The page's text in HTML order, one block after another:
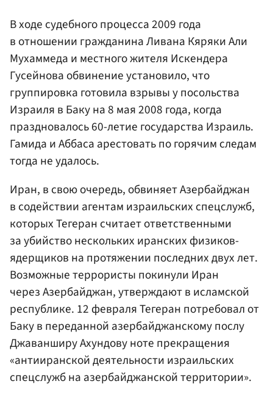
В ходе судебного процесса 2009 года
в отношении гражданина Ливана Кяряки Али
Мухаммеда и местного жителя Искендера
Гусейнова обвинение установило, что
группировка готовила взрывы у посольства
Израиля в Баку на 8 мая 2008 года, когда
праздновалось 60-летие государства Израиль.
Гамида и Аббаса арестовать по горячим следам
тогда не удалось.
Иран, в свою очередь, обвиняет Азербайджан
в содействии агентам израильских спецслужб,
которых Тегеран считает ответственными
за убийство нескольких иранских физиков-
ядерщиков на протяжении последних двух лет.
Возможные террористы покинули Иран
через Азербайджан, утверждают в исламской
республике. 12 февраля Тегеран потребовал от
Баку в переданной азербайджанскому послу
Джаванширу Ахундову ноте прекращения
«антииранской деятельности израильских
спецслужб на азербайджанской территории».